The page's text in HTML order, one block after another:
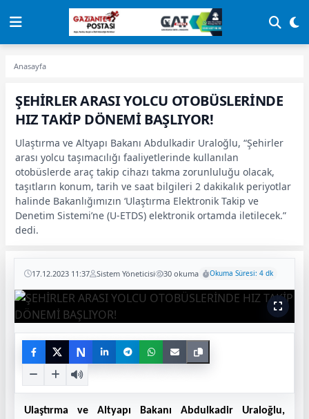
Anasayfa
ŞEHİRLER ARASI YOLCU OTOBÜSLERİNDE
HIZ TAKİP DÖNEMİ BAŞLIYOR!
Ulaştırma ve Altyapı Bakanı Abdulkadir Uraloğlu, “Şehirler
arası yolcu taşımacılığı faaliyetlerinde kullanılan
otobüslerde araç takip cihazı takma zorunluluğu olacak,
taşıtların konum, tarih ve saat bilgileri 2 dakikalık periyotlar
halinde Bakanlığımızın ‘Ulaştırma Elektronik Takip ve
Denetim Sistemi’ne (U-ETDS) elektronik ortamda iletilecek.”
dedi.
17.12.2023 11:37 Sistem Yöneticisi 30 okuma Okuma Süresi: 4 dk
N
Ulaştırma ve Altyapı Bakanı Abdulkadir Uraloğlu,